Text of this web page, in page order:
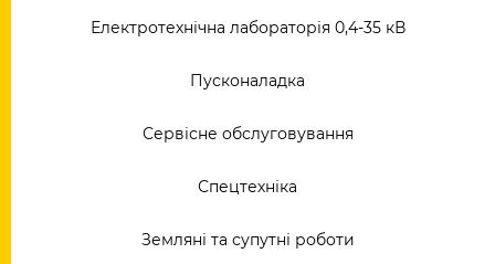
Електротехнічна лабораторія 0,4-35 кВ
Пусконаладка
Сервісне обслуговування
Спецтехніка
Земляні та супутні роботи